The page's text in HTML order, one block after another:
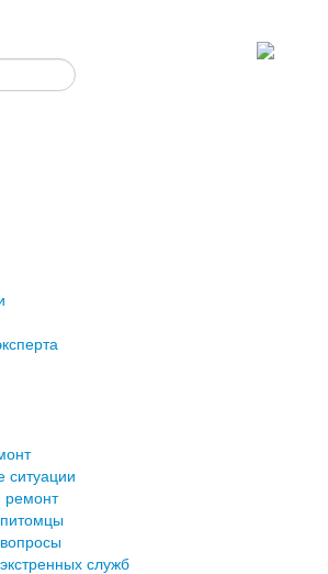
ситуации
ремонт
служб